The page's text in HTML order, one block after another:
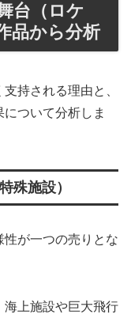
台（ロケ
品から分析
持される理由と、
ついて分析しま
殊施設）
が一つの売りとな
海上施設や巨大飛行